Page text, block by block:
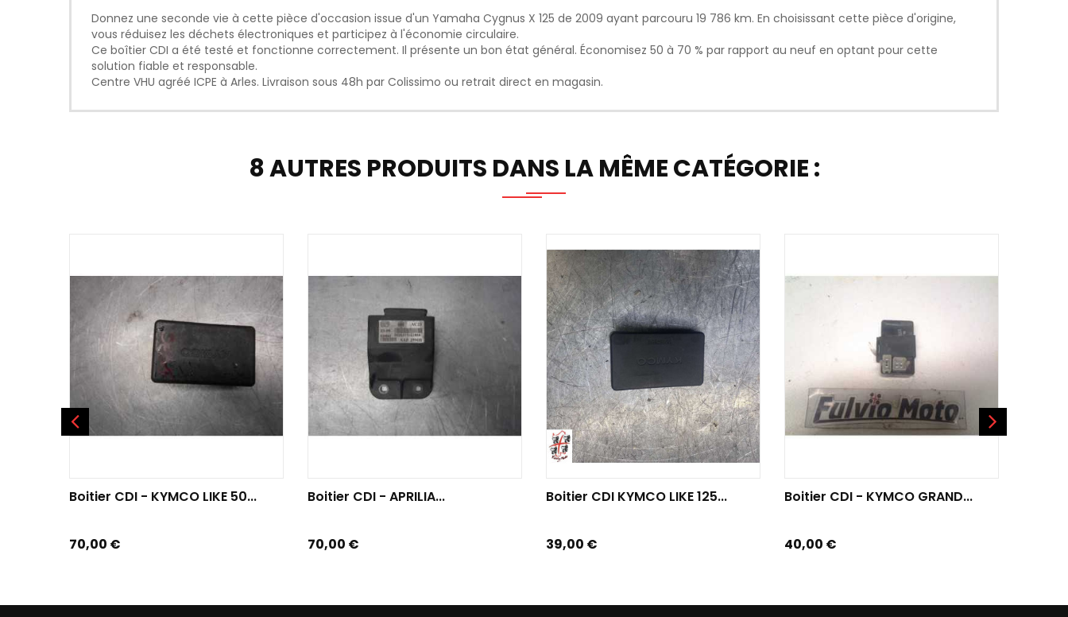
Donnez une seconde vie à cette pièce d'occasion issue d'un Yamaha Cygnus X 125 de 2009 ayant parcouru 19 786 km. En choisissant cette pièce d'origine,
vous réduisez les déchets électroniques et participez à l'économie circulaire.
Ce boîtier CDI a été testé et fonctionne correctement. Il présente un bon état général. Économisez 50 à 70 % par rapport au neuf en optant pour cette
solution fiable et responsable.
Centre VHU agréé ICPE à Arles. Livraison sous 48h par Colissimo ou retrait direct en magasin.
8 AUTRES PRODUITS DANS LA MÊME CATÉGORIE :
Boitier CDI - KYMCO LIKE 50...
Prix
70,00 €
Boitier CDI - APRILIA...
Prix
70,00 €
Boitier CDI KYMCO LIKE 125...
Prix
39,00 €
Boitier CDI - KYMCO GRAND...
Prix
40,00 €